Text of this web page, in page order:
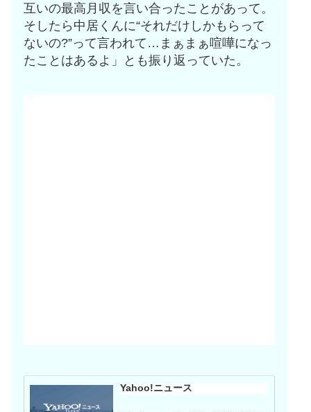
互いの最高月収を言い合ったことがあって。
そしたら中居くんに“それだけしかもらって
ないの?”って言われて…まぁまぁ喧嘩になっ
たことはあるよ」とも振り返っていた。
Yahoo!ニュース